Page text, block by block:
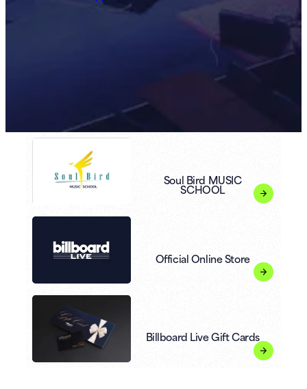
Soul Bird MUSIC
SCHOOL
Official Online Store
Billboard Live Gift Cards